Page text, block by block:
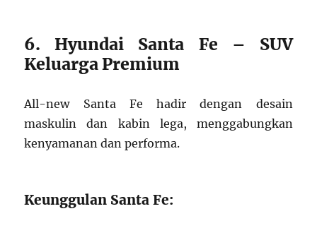
6. Hyundai Santa Fe – SUV
Keluarga Premium
All-new Santa Fe hadir dengan desain
maskulin dan kabin lega, menggabungkan
kenyamanan dan performa.
Keunggulan Santa Fe: